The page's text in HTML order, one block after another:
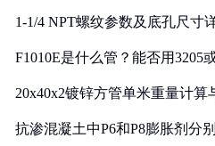
1-1/4 NPT螺纹参数及底孔尺寸
F1010E是什么管？能否用3205
20x40x2镀锌方管单米重量计算
抗渗混凝土中P6和P8膨胀剂分